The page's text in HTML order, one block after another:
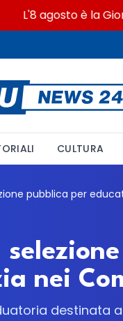
L'8 agosto è la
CULTURA
nei
destinata